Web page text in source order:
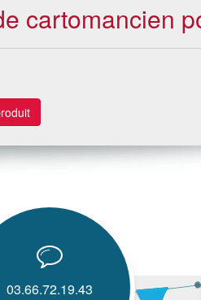
cartomancien
03.66.72.19.43